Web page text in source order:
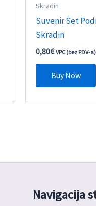
Skradin
Suvenir Set
Skradin
0,80€ VPC (bez PDV-a)
Buy Now
Navigacija